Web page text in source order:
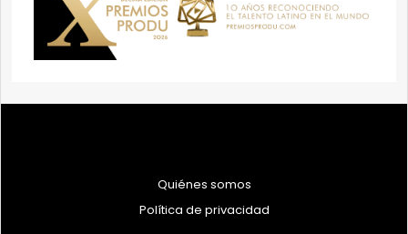
Quiénes somos
Política de privacidad